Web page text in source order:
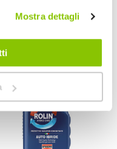
Mostra dettagli
esaurito